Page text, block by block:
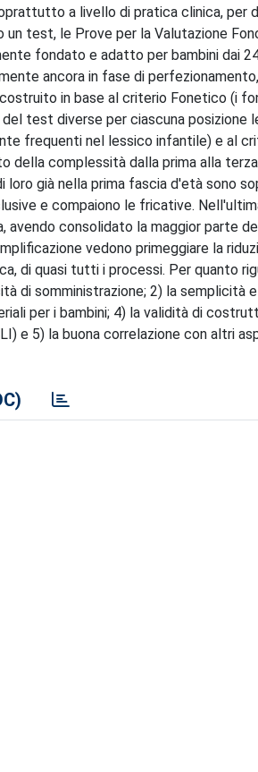
a livello di pratica clinica, per
test, le Prove per la Valutazione
fondato e adatto per bambini dai
ancora in fase di
in base al criterio Fonetico (i
test diverse per ciascuna posizione
frequenti nel lessico infantile) e al
della complessità dalla prima alla
loro già nella prima fascia d'età sono
e compaiono le fricative.
consolidato la maggior parte
vedono primeggiare la
di quasi tutti i processi. Per quanto
di somministrazione; 2) la semplicità
per i bambini; 4) la validità di
e 5) la buona correlazione con altri